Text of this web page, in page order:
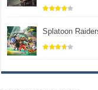
Splatoon